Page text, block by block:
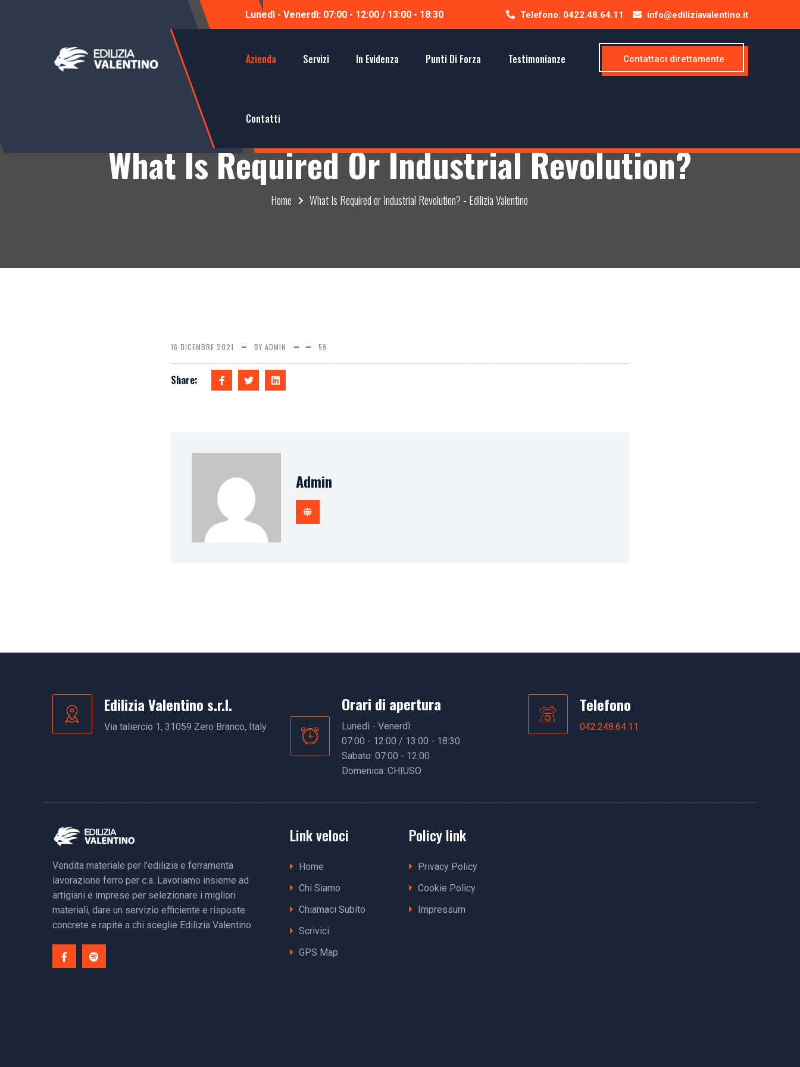
Lunedì - Venerdì: 07:00 - 12:00 / 13:00 - 18:30 Telefono: 0422.48.64.11 info@ediliziavalentino.it
Contattaci direttamente
Azienda Servizi In Evidenza Punti Di Forza Testimonianze
Contatti
What Is Required Or Industrial Revolution?
Home What Is Required or Industrial Revolution? - Edilizia Valentino
16 DICEMBRE 2021 BY ADMIN 59
Share:
Admin
Edilizia Valentino s.r.l.
Via taliercio 1, 31059 Zero Branco, Italy
Orari di apertura
Lunedì - Venerdì:
07:00 - 12:00 / 13:00 - 18:30
Sabato: 07:00 - 12:00
Domenica: CHIUSO
Telefono
042.248.64.11
Vendita materiale per l'edilizia e ferramenta
lavorazione ferro per c.a. Lavoriamo insieme ad
artigiani e imprese per selezionare i migliori
materiali, dare un servizio efficiente e risposte
concrete e rapite a chi sceglie Edilizia Valentino
Link veloci
Home
Chi Siamo
Chiamaci Subito
Scrivici
GPS Map
Policy link
Privacy Policy
Cookie Policy
Impressum